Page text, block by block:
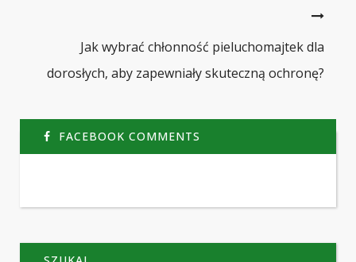
Jak wybrać chłonność pieluchomajtek dla
dorosłych, aby zapewniały skuteczną ochronę?
FACEBOOK COMMENTS